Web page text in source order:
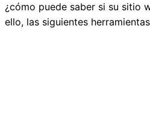
¿cómo puede saber si su sitio
ello, las siguientes